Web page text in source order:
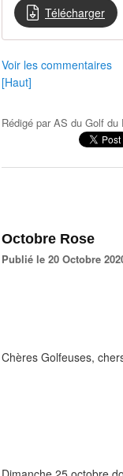
Télécharger
Voir les commentaires
[Haut]
Rédigé parAS du Golf du
Octobre Rose
Publié le 20 Octobre
Chères Golfeuses,